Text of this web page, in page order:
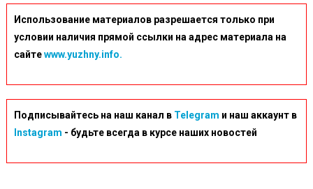
Использование материалов разрешается только при
условии наличия прямой ссылки на адрес материала на
сайтеwww.yuzhny.info.
Подписывайтесь на наш канал в Telegram и наш аккаунт в
Instagram - будьте всегда в курсе наших новостей